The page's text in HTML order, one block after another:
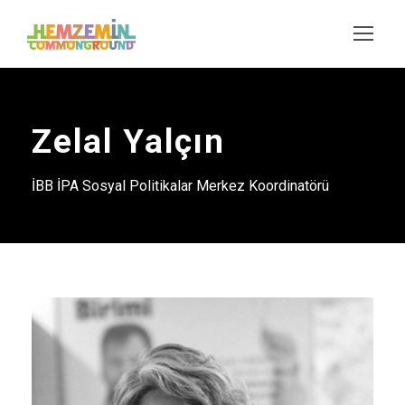
Zelal Yalçın
İBB İPA Sosyal Politikalar Merkez Koordinatörü